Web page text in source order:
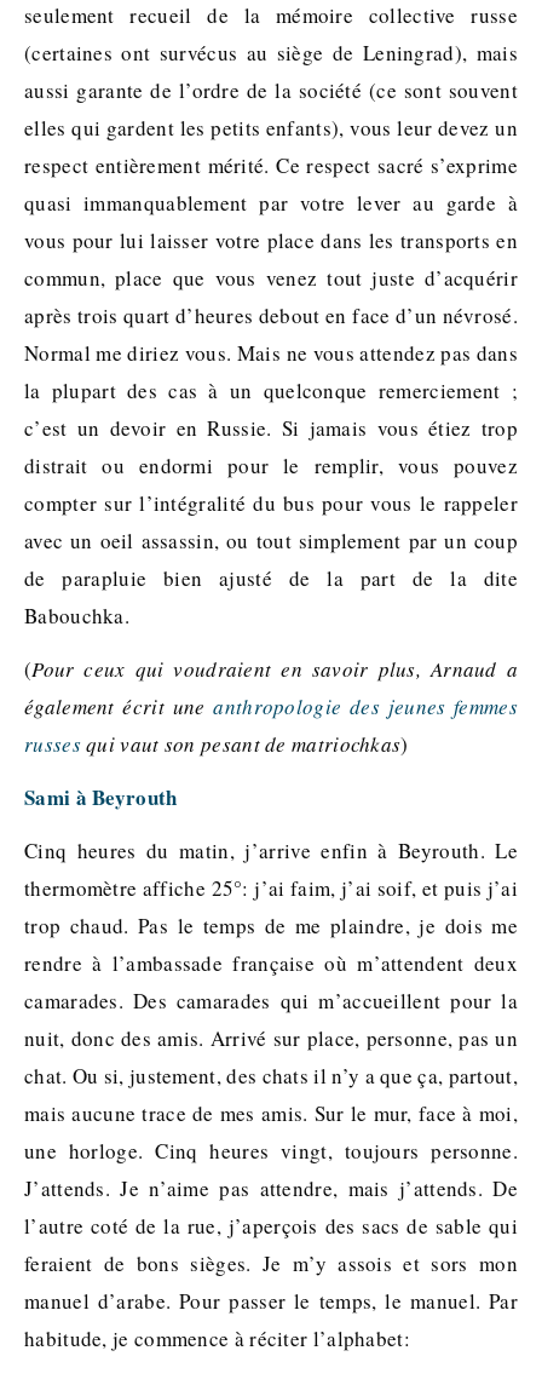
seulement recueil de la mémoire collective russe
(certaines ont survécus au siège de Leningrad), mais
aussi garante de l’ordre de la société (ce sont souvent
elles qui gardent les petits enfants), vous leur devez un
respect entièrement mérité. Ce respect sacré s’exprime
quasi immanquablement par votre lever au garde à
vous pour lui laisser votre place dans les transports en
commun, place que vous venez tout juste d’acquérir
après trois quart d’heures debout en face d’un névrosé.
Normal me diriez vous. Mais ne vous attendez pas dans
la plupart des cas à un quelconque remerciement ;
c’est un devoir en Russie. Si jamais vous étiez trop
distrait ou endormi pour le remplir, vous pouvez
compter sur l’intégralité du bus pour vous le rappeler
avec un oeil assassin, ou tout simplement par un coup
de parapluie bien ajusté de la part de la dite
Babouchka.
(Pour ceux qui voudraient en savoir plus, Arnaud a
également écrit uneanthropologie des jeunes femmes
russesqui vaut son pesant de matriochkas)
Sami à Beyrouth
Cinq heures du matin, j’arrive enfin à Beyrouth. Le
thermomètre affiche 25°: j’ai faim, j’ai soif, et puis j’ai
trop chaud. Pas le temps de me plaindre, je dois me
rendre à l’ambassade française où m’attendent deux
camarades. Des camarades qui m’accueillent pour la
nuit, donc des amis. Arrivé sur place, personne, pas un
chat. Ou si, justement, des chats il n’y a que ça, partout,
mais aucune trace de mes amis. Sur le mur, face à moi,
une horloge. Cinq heures vingt, toujours personne.
J’attends. Je n’aime pas attendre, mais j’attends. De
l’autre coté de la rue, j’aperçois des sacs de sable qui
feraient de bons sièges. Je m’y assois et sors mon
manuel d’arabe. Pour passer le temps, le manuel. Par
habitude, je commence à réciter l’alphabet: